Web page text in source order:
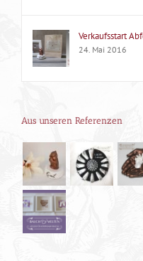
Verkaufsstart
24. Mai 2016
Aus unseren Referenzen